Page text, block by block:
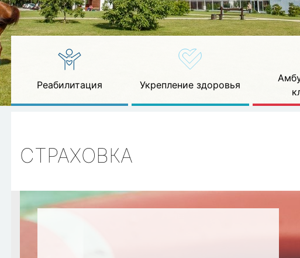
Реабилитация Укрепление здоровья
СТРАХОВКА